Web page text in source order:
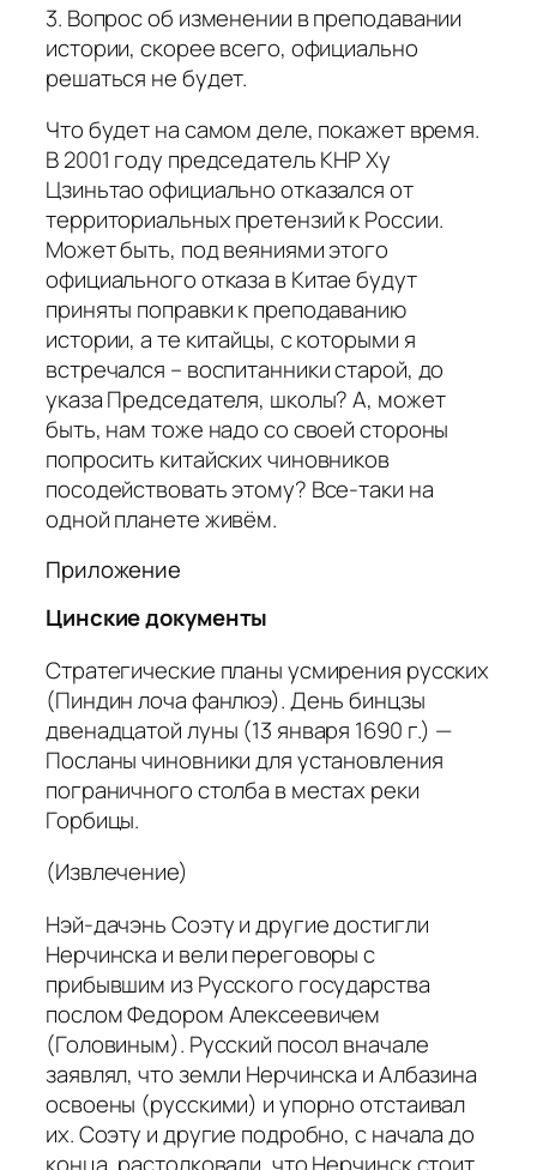
3. Вопрос об изменении в преподавании
истории, скорее всего, официально
решаться не будет.
Что будет на самом деле, покажет время.
В 2001 году председатель КНР Ху
Цзиньтао официально отказался от
территориальных претензий к России.
Может быть, под веяниями этого
официального отказа в Китае будут
приняты поправки к преподаванию
истории, а те китайцы, с которыми я
встречался – воспитанники старой, до
указа Председателя, школы? А, может
быть, нам тоже надо со своей стороны
попросить китайских чиновников
посодействовать этому? Все-таки на
одной планете живём.
Приложение
Цинские документы
Стратегические планы усмирения русских
(Пиндин лоча фанлюэ). Деньбинцзы
двенадцатой луны (13 января 1690 г.) —
Посланы чиновники для установления
пограничного столба в местах реки
Горбицы.
(Извлечение)
Нэй-дачэнь Соэту и другие достигли
Нерчинска и вели переговоры с
прибывшим из Русского государства
послом Федором Алексеевичем
(Головиным). Русский посол вначале
заявлял, что земли Нерчинска и Албазина
освоены (русскими) и упорно отстаивал
их. Соэту и другие подробно, с начала до